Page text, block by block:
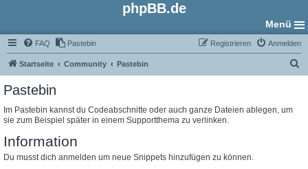
phpBB.de
Menü
FAQ Pastebin Anmelden
Registrieren
Startseite Community Pastebin
Pastebin
Im Pastebin kannst du Codeabschnitte oder auch ganze Dateien ablegen, um
sie zum Beispiel später in einem Supportthema zu verlinken.
Information
Du musst dich anmelden um neue Snippets hinzufügen zu können.